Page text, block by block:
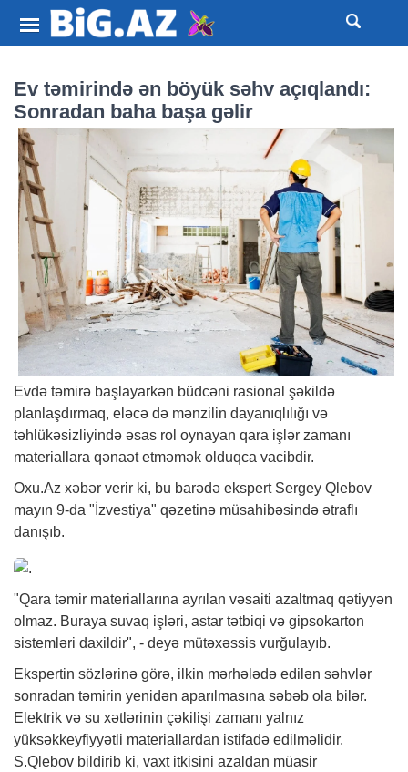
Ev təmirində ən böyük səhv açıqlandı:
Sonradan baha başa gəlir
Evdə təmirə başlayarkən büdcəni rasional şəkildə
planlaşdırmaq, eləcə də mənzilin dayanıqlılığı və
təhlükəsizliyində əsas rol oynayan qara işlər zamanı
materiallara qənaət etməmək olduqca vacibdir.
Oxu.Az xəbər verir ki, bu barədə ekspert Sergey Qlebov
mayın 9-da "İzvestiya" qəzetinə müsahibəsində ətraflı
danışıb.
"Qara təmir materiallarına ayrılan vəsaiti azaltmaq qətiyyən
olmaz. Buraya suvaq işləri, astar tətbiqi və gipsokarton
sistemləri daxildir", - deyə mütəxəssis vurğulayıb.
Ekspertin sözlərinə görə, ilkin mərhələdə edilən səhvlər
sonradan təmirin yenidən aparılmasına səbəb ola bilər.
Elektrik və su xətlərinin çəkilişi zamanı yalnız
yüksəkkeyfiyyətli materiallardan istifadə edilməlidir.
S.Qlebov bildirib ki, vaxt itkisini azaldan müasir